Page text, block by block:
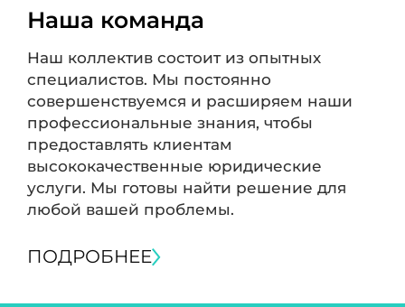
Наша команда
Наш коллектив состоит из опытных
специалистов. Мы постоянно
совершенствуемся и расширяем наши
профессиональные знания, чтобы
предоставлять клиентам
высококачественные юридические
услуги. Мы готовы найти решение для
любой вашей проблемы.
ПОДРОБНЕЕ